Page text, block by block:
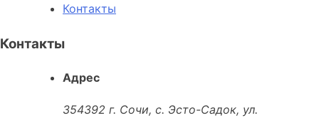
Контакты
Контакты
Адрес
354392 г. Сочи, с. Эсто-Садок, ул.